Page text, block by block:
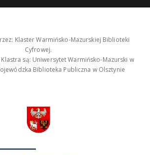
Klaster Warmińsko-Mazurskiej Biblioteki
Cyfrowej.
Klastra są: Uniwersytet Warmińsko-Mazurski w
Biblioteka Publiczna w Olsztynie